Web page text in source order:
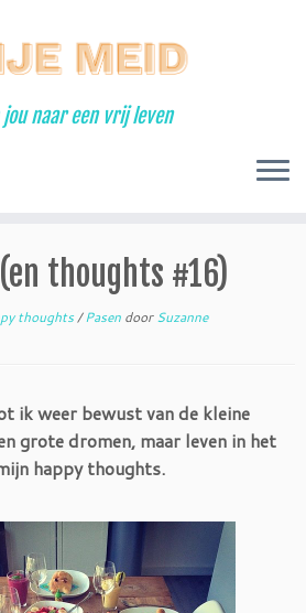
naar een vrij leven
thoughts #16)
thoughts/Pasen doorSuzanne
ik weer bewust van de kleine
grote dromen, maar leven in het
happy thoughts.